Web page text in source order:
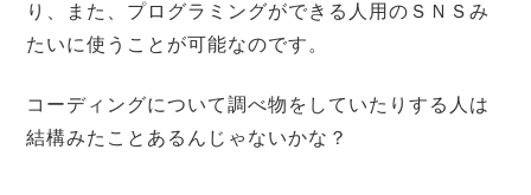
り、また、プログラミングができる人用のＳＮＳみ
たいに使うことが可能なのです。
コーディングについて調べ物をしていたりする人は
結構みたことあるんじゃないかな？